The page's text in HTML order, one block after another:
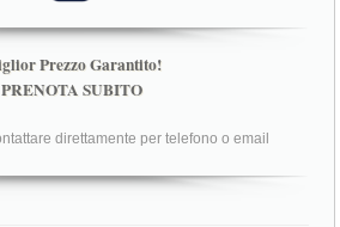
Prezzo Garantito!
PRENOTA SUBITO
direttamente per telefono o email